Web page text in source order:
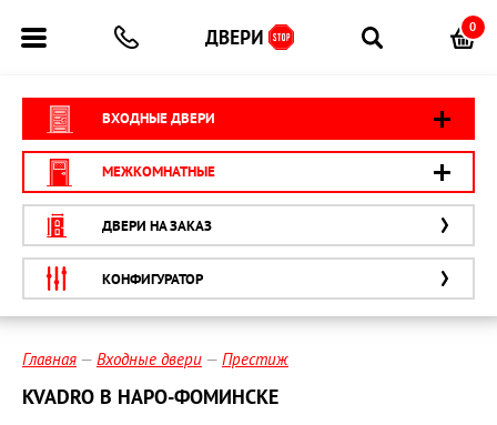
0
ВХОДНЫЕ ДВЕРИ
МЕЖКОМНАТНЫЕ
ДВЕРИ НА ЗАКАЗ
КОНФИГУРАТОР
Главная Входные двери Престиж
KVADRO В НАРО-ФОМИНСКЕ